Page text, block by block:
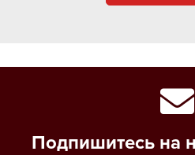
Подпишитесь на